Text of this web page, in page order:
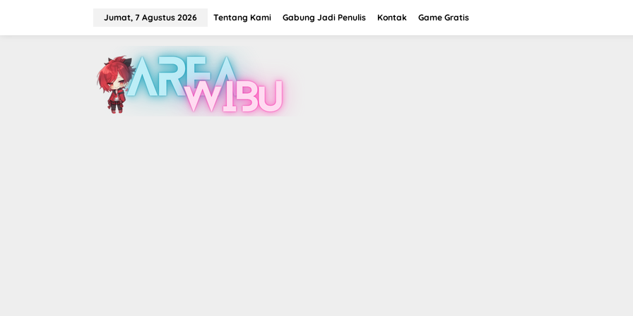
Jumat, 7 Agustus 2026 Tentang Kami Gabung Jadi Penulis Kontak Game Gratis